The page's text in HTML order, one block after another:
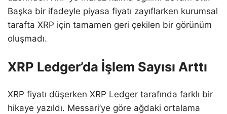
Başka bir ifadeyle piyasa fiyatı zayıflarken kurumsal
tarafta XRP için tamamen geri çekilen bir görünüm
oluşmadı.
XRP Ledger’da İşlem Sayısı Arttı
XRP fiyatı düşerken XRP Ledger tarafında farklı bir
hikaye yazıldı. Messari’ye göre ağdaki ortalama